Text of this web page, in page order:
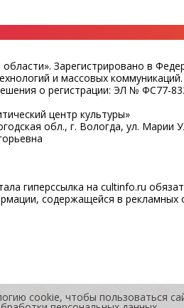
Зарегистрировано в
и массовых коммуникаций.
о регистрации: ЭЛ № ФС77-
центр культуры»
обл., г. Вологда, ул. Марии
гиперссылка на cultinfo.ru
содержащейся в рекламных
cookie, чтобы пользоваться